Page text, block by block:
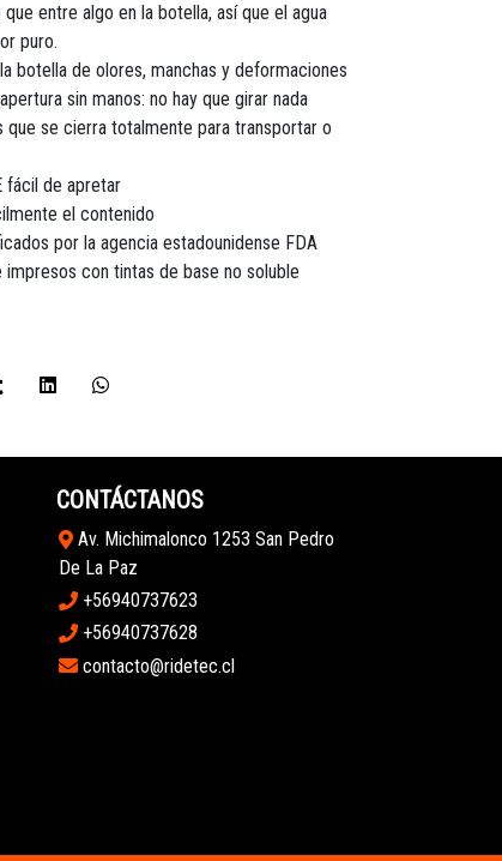
entre algo en la botella, así que el agua
puro.
botella de olores, manchas y deformaciones
sin manos: no hay que girar nada
que se cierra totalmente para transportar o
fácil de apretar
el contenido
por la agencia estadounidense FDA
con tintas de base no soluble
CONTÁCTANOS
Av. Michimalonco 1253 San Pedro
De La Paz
+56940737623
+56940737628
contacto@ridetec.cl